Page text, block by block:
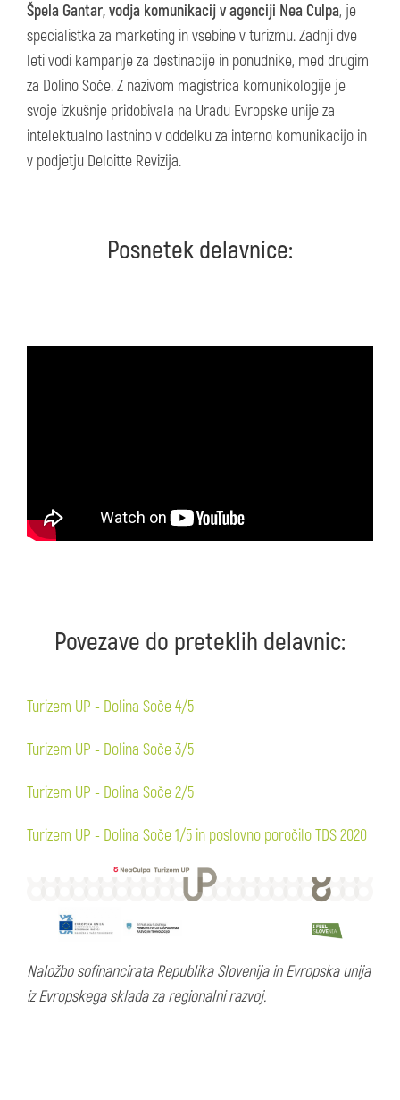
Špela Gantar, vodja komunikacij v agenciji Nea Culpa, je
specialistka za marketing in vsebine v turizmu. Zadnji dve
leti vodi kampanje za destinacije in ponudnike, med drugim
za Dolino Soče. Z nazivom magistrica komunikologije je
svoje izkušnje pridobivala na Uradu Evropske unije za
intelektualno lastnino v oddelku za interno komunikacijo in
v podjetju Deloitte Revizija.
Posnetek delavnice:
Povezave do preteklih delavnic:
Turizem UP - Dolina Soče 4/5
Turizem UP - Dolina Soče 3/5
Turizem UP - Dolina Soče 2/5
Turizem UP - Dolina Soče 1/5 in poslovno poročilo TDS 2020
Naložbo sofinancirata Republika Slovenija in Evropska unija
iz Evropskega sklada za regionalni razvoj.